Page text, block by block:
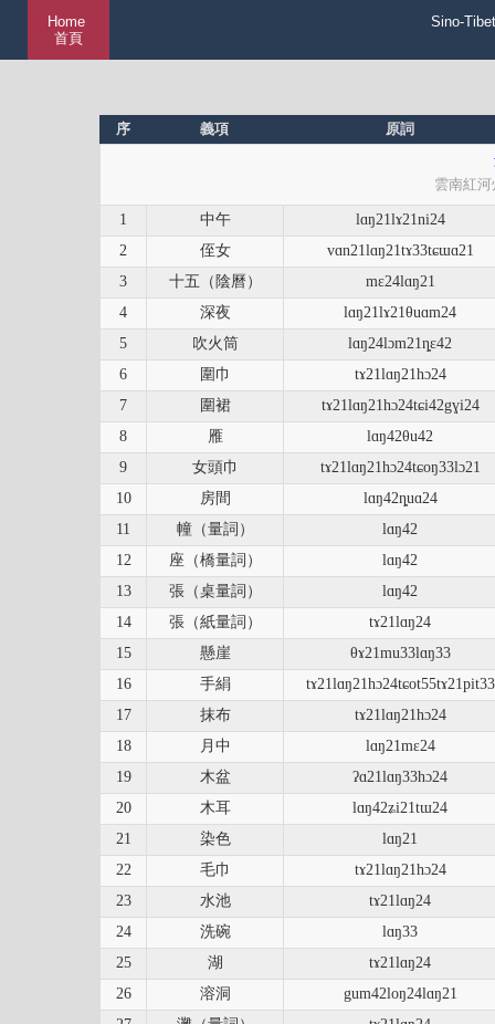
Home
首頁
Sino-
序 義項 原詞
雲南紅
1 中午
lɑŋ21lɤ21ni24
2
侄女
vɑn21lɑŋ21tɤ33tɕɯɑ21
3
十五（陰曆）
mɛ24lɑŋ21
4
深夜
lɑŋ21lɤ21θuɑm24
5
吹火筒
lɑŋ24lɔm21ȵɛ42
6
圍巾
tɤ21lɑŋ21hɔ24
7
圍裙
tɤ21lɑŋ21hɔ24tɕi42gɣi24
8
雁
lɑŋ42θu42
9
女頭巾
tɤ21lɑŋ21hɔ24tɕoŋ33lɔ21
10
房間
lɑŋ42ȵuɑ24
11
幢（量詞）
lɑŋ42
12
座（橋量詞）
lɑŋ42
13
張（桌量詞）
lɑŋ42
14
張（紙量詞）
tɤ21lɑŋ24
15
懸崖
θɤ21mu33lɑŋ33
16
手絹
tɤ21lɑŋ21hɔ24tɕot55tɤ21pit33
17
抹布
tɤ21lɑŋ21hɔ24
18
月中
lɑŋ21mɛ24
19
木盆
ʔɑ21lɑŋ33hɔ24
20
木耳
lɑŋ42ʑi21tɯ24
21
染色
lɑŋ21
22
毛巾
tɤ21lɑŋ21hɔ24
23
水池
tɤ21lɑŋ24
24
洗碗
lɑŋ33
25
湖
tɤ21lɑŋ24
26
溶洞
gum42loŋ24lɑŋ21